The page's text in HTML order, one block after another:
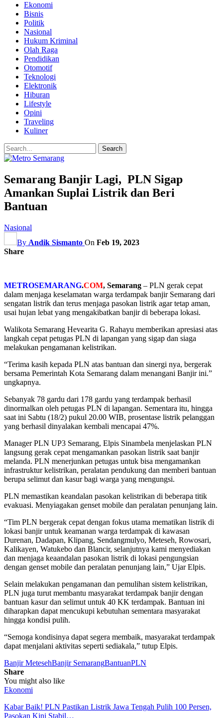
Ekonomi
Bisnis
Politik
Nasional
Hukum Kriminal
Olah Raga
Pendidikan
Otomotif
Teknologi
Elektronik
Hiburan
Lifestyle
Opini
Traveling
Kuliner
Semarang Banjir Lagi, PLN Sigap
Amankan Suplai Listrik dan Beri
Bantuan
Nasional
By Andik Sismanto On Feb 19, 2023
Share
METROSEMARANG.COM, Semarang – PLN gerak cepat
dalam menjaga keselamatan warga terdampak banjir Semarang dari
sengatan listrik dan terus menjaga pasokan listrik agar tetap aman,
usai hujan lebat yang mengakibatkan banjir di beberapa lokasi.
Walikota Semarang Hevearita G. Rahayu memberikan apresiasi atas
langkah cepat petugas PLN di lapangan yang sigap dan siaga
melakukan pengamanan kelistrikan.
“Terima kasih kepada PLN atas bantuan dan sinergi nya, bergerak
bersama Pemerintah Kota Semarang dalam menangani Banjir ini.”
ungkapnya.
Sebanyak 78 gardu dari 178 gardu yang terdampak berhasil
dinormalkan oleh petugas PLN di lapangan. Sementara itu, hingga
saat ini Sabtu (18/2) pukul 20.00 WIB, prosentase listrik pelanggan
yang berhasil dinyalakan kembali mencapai 47%.
Manager PLN UP3 Semarang, Elpis Sinambela menjelaskan PLN
langsung gerak cepat mengamankan pasokan listrik saat banjir
melanda. PLN menerjunkan petugas untuk bisa mengamankan
infrastruktur kelistrikan, peralatan pendukung dan memberi bantuan
berupa selimut dan kasur bagi warga yang mengungsi.
PLN memastikan keandalan pasokan kelistrikan di beberapa titik
evakuasi. Menyiagakan genset mobile dan peralatan penunjang lain.
“Tim PLN bergerak cepat dengan fokus utama mematikan listrik di
lokasi banjir untuk keamanan warga terdampak di kawasan
Durenan, Dadapan, Klipang, Sendangmulyo, Meteseh, Rowosari,
Kalikayen, Watukebo dan Blancir, selanjutnya kami menyediakan
dan menjaga keaandalan pasokan listrik di lokasi pengungsian
dengan genset mobile dan peralatan penunjang lain,” Ujar Elpis.
Selain melakukan pengamanan dan pemulihan sistem kelistrikan,
PLN juga turut membantu masyarakat terdampak banjir dengan
bantuan kasur dan selimut untuk 40 KK terdampak. Bantuan ini
diharapkan dapat mencukupi kebutuhan sementara masyarakat
hingga kondisi pulih.
“Semoga kondisinya dapat segera membaik, masyarakat terdampak
dapat menjalani aktivitas seperti sediakala,” tutup Elpis.
Banjir MetesehBanjir SemarangBantuanPLN
Share
You might also like
Ekonomi
Kabar Baik! PLN Pastikan Listrik Jawa Tengah Pulih 100 Persen,
Pasokan Kini Stabil…